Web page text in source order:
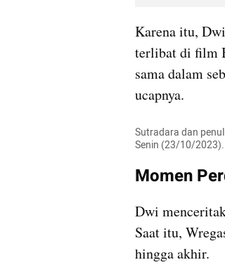
Karena itu,
terlibat di film
sama dalam
ucapnya.
Sutradara dan
Senin (23/10/
Momen
Dwi
Saat itu,
hingga akhir.